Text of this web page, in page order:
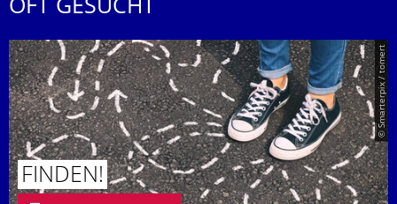
OFT GESUCHT
© Smarterpix / tomert
FINDEN!